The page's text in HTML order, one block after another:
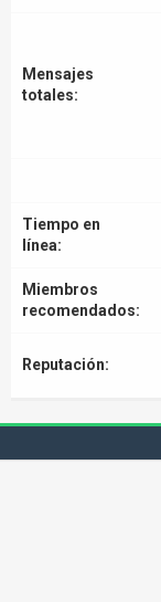
Mensajes
totales:
Tiempo en
línea:
Miembros
recomendados:
Reputación: